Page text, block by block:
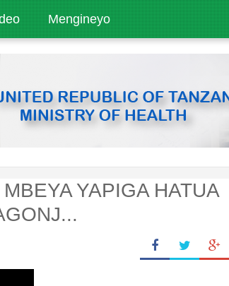
Mengineyo
YAPIGA HATUA